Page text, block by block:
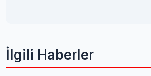
İlgili Haberler